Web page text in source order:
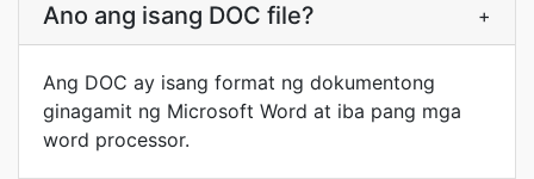
Ano ang isang DOC file? +
Ang DOC ay isang format ng dokumentong
ginagamit ng Microsoft Word at iba pang mga
word processor.